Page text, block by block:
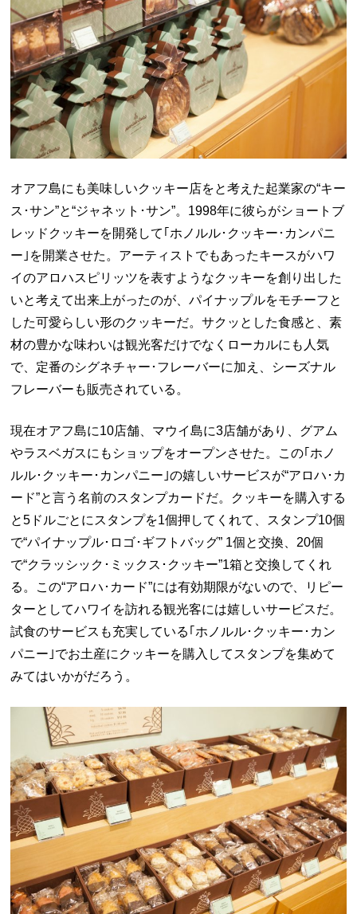
オアフ島にも美味しいクッキー店をと考えた起業家の“キー
ス･サン”と“ジャネット･サン”。1998年に彼らがショートブ
レッドクッキーを開発して｢ホノルル･クッキー･カンパニ
ー｣を開業させた。アーティストでもあったキースがハワ
イのアロハスピリッツを表すようなクッキーを創り出した
いと考えて出来上がったのが、パイナップルをモチーフと
した可愛らしい形のクッキーだ。サクッとした食感と、素
材の豊かな味わいは観光客だけでなくローカルにも人気
で、定番のシグネチャー･フレーバーに加え、シーズナル
フレーバーも販売されている。
現在オアフ島に10店舗、マウイ島に3店舗があり、グアム
やラスベガスにもショップをオープンさせた。この｢ホノ
ルル･クッキー･カンパニー｣の嬉しいサービスが“アロハ･カ
ード”と言う名前のスタンプカードだ。クッキーを購入する
と5ドルごとにスタンプを1個押してくれて、スタンプ10個
で“パイナップル･ロゴ･ギフトバッグ” 1個と交換、20個
で“クラッシック･ミックス･クッキー”1箱と交換してくれ
る。この“アロハ･カード”には有効期限がないので、リピー
ターとしてハワイを訪れる観光客には嬉しいサービスだ。
試食のサービスも充実している｢ホノルル･クッキー･カン
パニー｣でお土産にクッキーを購入してスタンプを集めて
みてはいかがだろう。